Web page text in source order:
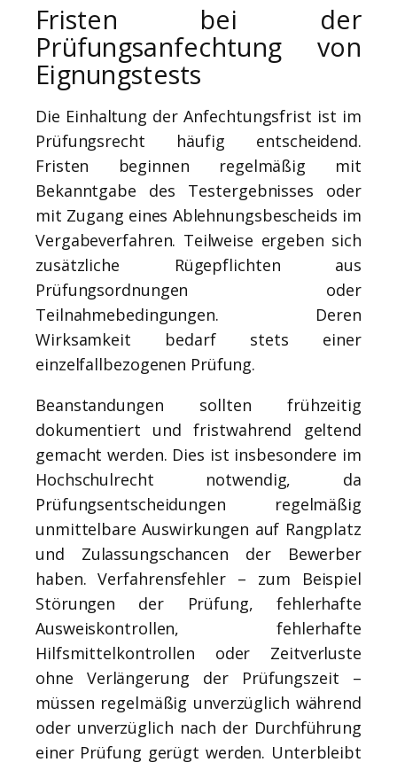
Fristen bei der
Prüfungsanfechtung von
Eignungstests
Die Einhaltung der Anfechtungsfrist ist im
Prüfungsrecht häufig entscheidend.
Fristen beginnen regelmäßig mit
Bekanntgabe des Testergebnisses oder
mit Zugang eines Ablehnungsbescheids im
Vergabeverfahren. Teilweise ergeben sich
zusätzliche Rügepflichten aus
Prüfungsordnungen oder
Teilnahmebedingungen. Deren
Wirksamkeit bedarf stets einer
einzelfallbezogenen Prüfung.
Beanstandungen sollten frühzeitig
dokumentiert und fristwahrend geltend
gemacht werden. Dies ist insbesondere im
Hochschulrecht notwendig, da
Prüfungsentscheidungen regelmäßig
unmittelbare Auswirkungen auf Rangplatz
und Zulassungschancen der Bewerber
haben. Verfahrensfehler – zum Beispiel
Störungen der Prüfung, fehlerhafte
Ausweiskontrollen, fehlerhafte
Hilfsmittelkontrollen oder Zeitverluste
ohne Verlängerung der Prüfungszeit –
müssen regelmäßig unverzüglich während
oder unverzüglich nach der Durchführung
einer Prüfung gerügt werden. Unterbleibt